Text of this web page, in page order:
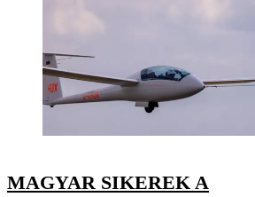
MAGYAR SIKEREK A